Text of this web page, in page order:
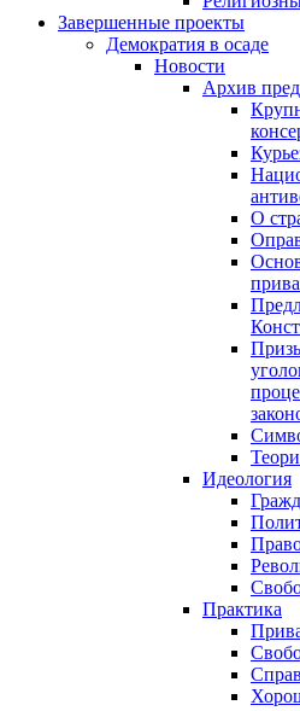
Завершенные проекты
Демократия в осаде
Новости
Архив
О
Идеология
Практика